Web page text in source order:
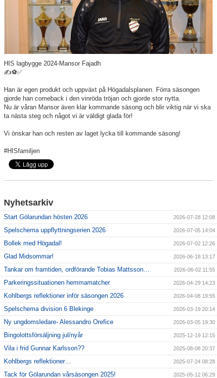
Styrelse Högadals IS
HIS lagbygge 2024-Mansor Fajadh
✍️⚽️✅
Han är egen produkt och uppväxt på Högadalsplanen. Förra säsongen
gjorde han comeback i den vinröda tröjan och gjorde stor nytta.
Nu är våran Mansor även klar kommande säsong och blir viktig när vi ska
ta nästa steg och något vi är väldigt glada för!
Vi önskar han och resten av laget lycka till kommande säsong!
#HISfamiljen
Nyhetsarkiv
Start Gölarundan hösten 2026 2026-07-28 12:08
Spelschema uppflyttningserien 2026 2026-07-05 14:04
Bollek med Högadal! 2026-07-02 12:26
Glad Midsommar! 2026-06-18 13:17
Tankar om framtiden, ordförande Tobias Mattsson… 2026-06-02 11:55
Parkeringssituationen hemmamatcher 2026-04-29 14:23
Kohlbergs reflektioner inför säsongen 2026 2026-04-08 19:55
Spelschema division 6 Blekinge 2026-03-19 20:14
Ny ungdomsledare- Alessandro Orefice 2026-03-05 19:30
Bingolottsförsäljning jul/nyår 2025-12-19 12:15
Vila i frid Gunnar Karlsson?? 2025-08-08 20:37
Kohlbergs reflektioner… 2025-07-24 08:28
Tack för Gölarundan vårsäsongen 2025! 2025-05-12 06:29